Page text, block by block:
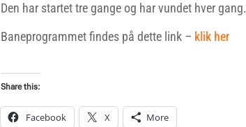
Den har startet tre gange og har vundet hver gang.
Baneprogrammet findes på dette link – klik her
Share this:
Facebook X More